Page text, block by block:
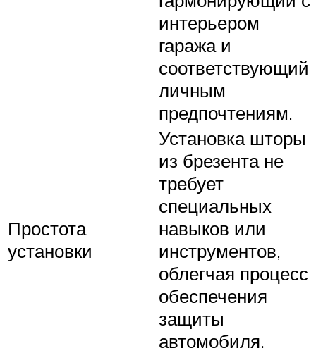
интерьером
гаража и
соответствующий
личным
предпочтениям.
Простота
установки
Установка шторы
из брезента не
требует
специальных
навыков или
инструментов,
облегчая процесс
обеспечения
защиты
автомобиля.